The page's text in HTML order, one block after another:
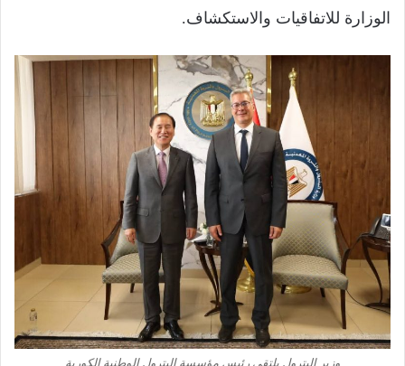
الوزارة للاتفاقيات والاستكشاف.
وزير البترول يلتقي رئيس مؤسسة البترول الوطنية الكورية